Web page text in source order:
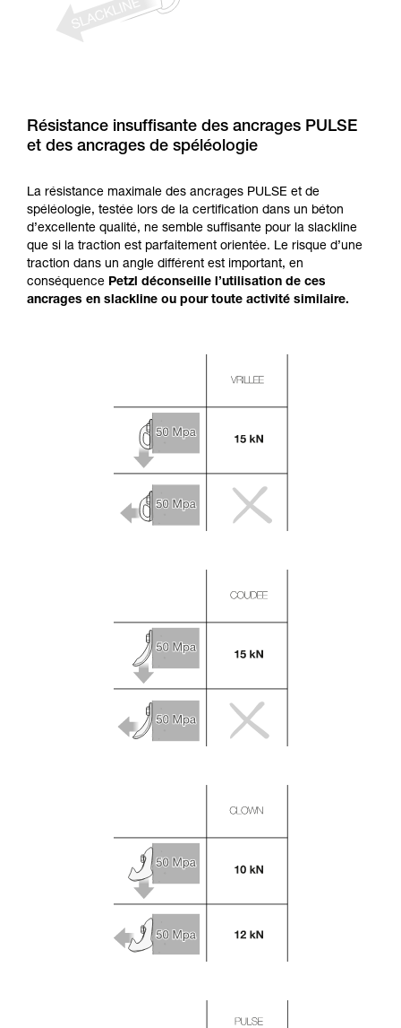
Résistance insuffisante des ancrages PULSE
et des ancrages de spéléologie
La résistance maximale des ancrages PULSE et de
spéléologie, testée lors de la certification dans un béton
d’excellente qualité, ne semble suffisante pour la slackline
que si la traction est parfaitement orientée. Le risque d’une
traction dans un angle différent est important, en
conséquence Petzl déconseille l’utilisation de ces
ancrages en slackline ou pour toute activité similaire.